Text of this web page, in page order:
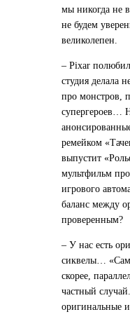
мы никогда не
не будем
великолепен.
– Pixar
студия делала
про монстров,
супергероев…
ремейком
выпустит
мультфильм
игрового
баланс между
проверенным?
– У нас есть
сиквелы…
скорее,
частный
оригинальные